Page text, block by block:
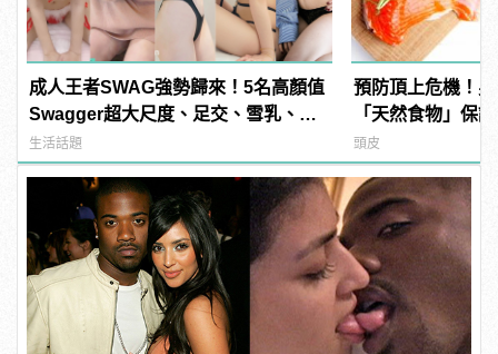
成人王者SWAG強勢歸來！5名高顏值
Swagger超大尺度、足交、雪乳、粉
紅海鮮通通有，親自教你人與人的連
結！ | manfashion這樣變型男
生活話題
預防頂上危機！
「天然食物」保
髮！
頭皮